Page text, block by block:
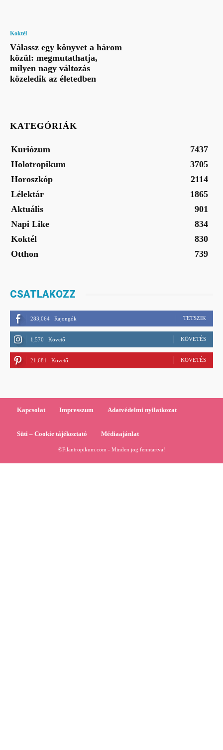
Koktél
Válassz egy könyvet a három
közül: megmutathatja,
milyen nagy változás
közeledik az életedben
KATEGÓRIÁK
Kuriózum
7437
Holotropikum
3705
Horoszkóp
2114
Lélektár
1865
Aktuális
901
Napi Like
834
Koktél
830
Otthon
739
CSATLAKOZZ
283,064 Rajongók TETSZIK
1,570 Követő KÖVETÉS
21,681 Követő KÖVETÉS
Kapcsolat Impresszum Adatvédelmi nyilatkozat
Süti – Cookie tájékoztató Médiaajánlat
©Filantropikum.com - Minden jog fenntartva!